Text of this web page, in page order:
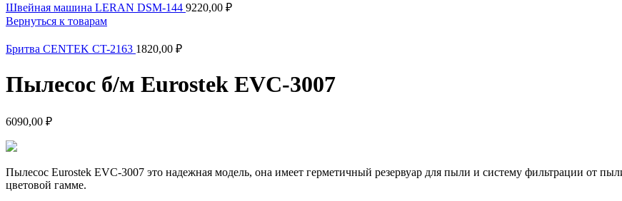
Швейная машина LERAN DSM-144 9220,00 ₽
Вернуться к товарам
Бритва CENTEK CT-2163 1820,00 ₽
Пылесос б/м Eurostek EVC-3007
6090,00 ₽
Пылесос Eurostek EVC-3007 это надежная модель, она имеет герметичный резервуар для пыли и систему фильтрации от
цветовой гамме.